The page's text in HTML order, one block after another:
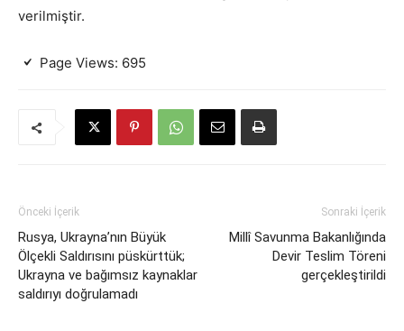
verilmiştir.
Page Views: 695
Önceki İçerik
Rusya, Ukrayna’nın Büyük
Ölçekli Saldırısını püskürttük;
Ukrayna ve bağımsız kaynaklar
saldırıyı doğrulamadı
Sonraki İçerik
Millî Savunma Bakanlığında
Devir Teslim Töreni
gerçekleştirildi